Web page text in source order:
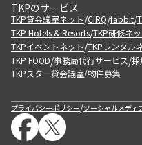
TKPのサービス
TKP貸会議室ネット/CIRQ/fabbit/
TKP Hotels & Resorts/TKP研修ネ
TKPイベントネット/TKPレンタル
TKP FOOD/事務局代行サービス/採
TKPスター貸会議室/物件募集
プライバシーポリシー/ソーシャルメディ